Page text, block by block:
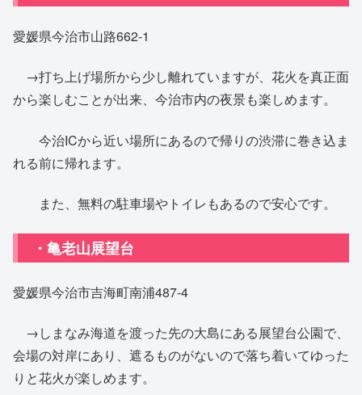
愛媛県今治市山路662-1
→打ち上げ場所から少し離れていますが、花火を真正面
から楽しむことが出来、今治市内の夜景も楽しめます。
今治ICから近い場所にあるので帰りの渋滞に巻き込ま
れる前に帰れます。
また、無料の駐車場やトイレもあるので安心です。
・亀老山展望台
愛媛県今治市吉海町南浦487-4
→しまなみ海道を渡った先の大島にある展望台公園で、
会場の対岸にあり、遮るものがないので落ち着いてゆった
りと花火が楽しめます。